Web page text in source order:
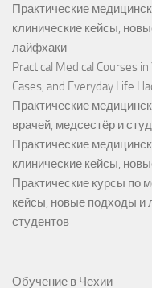
Практические
клинические кейсы,
лайфхаки
Practical Medical Courses
Cases, and Everyday Life
Практические
врачей, медсестёр и
Практические
клинические кейсы,
Практические курсы по
кейсы, новые подходы и
студентов
Обучение в Чехии